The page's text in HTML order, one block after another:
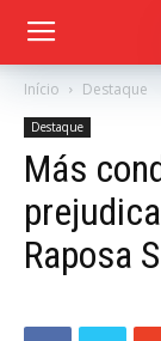
Início Destaque
Destaque
Más
Raposa